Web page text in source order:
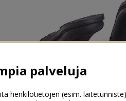
palveluja
henkilötietojen (esim. laitetunniste)